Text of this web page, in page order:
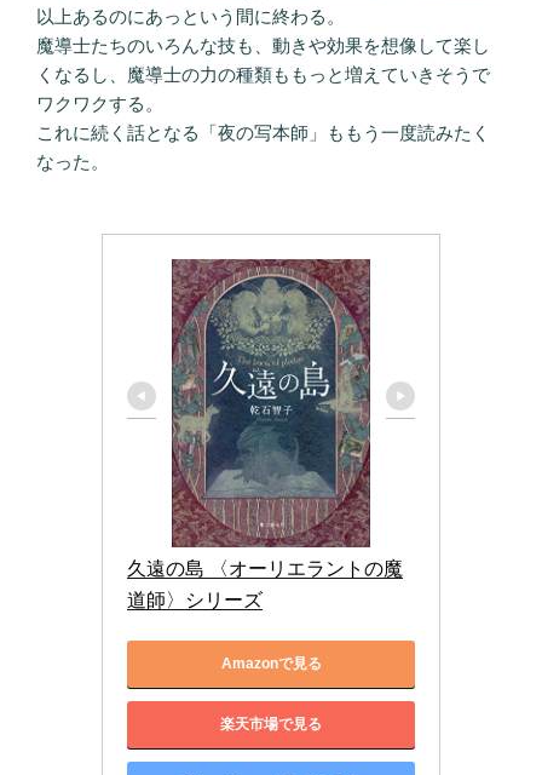
以上あるのにあっという間に終わる。
魔導士たちのいろんな技も、動きや効果を想像して楽し
くなるし、魔導士の力の種類ももっと増えていきそうで
ワクワクする。
これに続く話となる「夜の写本師」ももう一度読みたく
なった。
久遠の島 〈オーリエラントの魔
道師〉シリーズ
Amazonで見る
楽天市場で見る